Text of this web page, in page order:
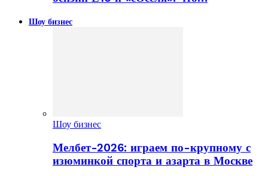
Шоу бизнес
Шоу бизнес
Мелбет-2026: играем по-крупному с
изюминкой спорта и азарта в Москве